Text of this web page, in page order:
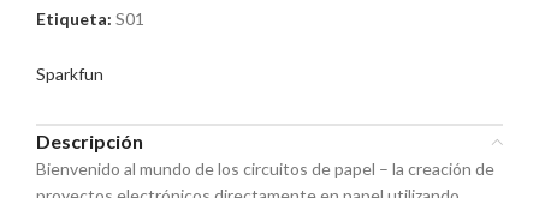
Etiqueta: S01
Sparkfun
Descripción
Bienvenido al mundo de los circuitos de papel – la creación de